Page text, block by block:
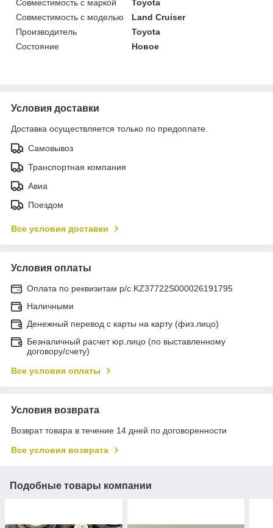
Совместимость с маркой
Toyota
Совместимость с моделью
Land Cruiser
Производитель
Toyota
Состояние
Новое
Условия доставки
Доставка осуществляется только по предоплате.
Самовывоз
Транспортная компания
Авиа
Поездом
Все условия доставки
Условия оплаты
Оплата по реквизитам р/с KZ37722S000026191795
Наличными
Денежный перевод с карты на карту (физ.лицо)
Безналичный расчет юр.лицо (по выставленному
договору/счету)
Все условия оплаты
Условия возврата
Возврат товара в течение 14 дней по договоренности
Все условия возврата
Подобные товары компании